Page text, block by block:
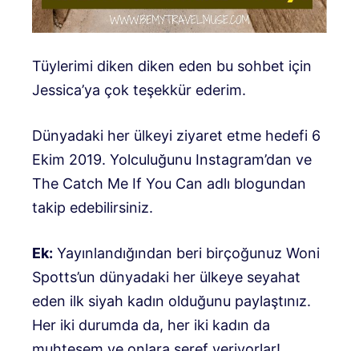
Tüylerimi diken diken eden bu sohbet için
Jessica’ya çok teşekkür ederim.
Dünyadaki her ülkeyi ziyaret etme hedefi 6
Ekim 2019. Yolculuğunu Instagram’dan ve
The Catch Me If You Can adlı blogundan
takip edebilirsiniz.
Ek: Yayınlandığından beri birçoğunuz Woni
Spotts’un dünyadaki her ülkeye seyahat
eden ilk siyah kadın olduğunu paylaştınız.
Her iki durumda da, her iki kadın da